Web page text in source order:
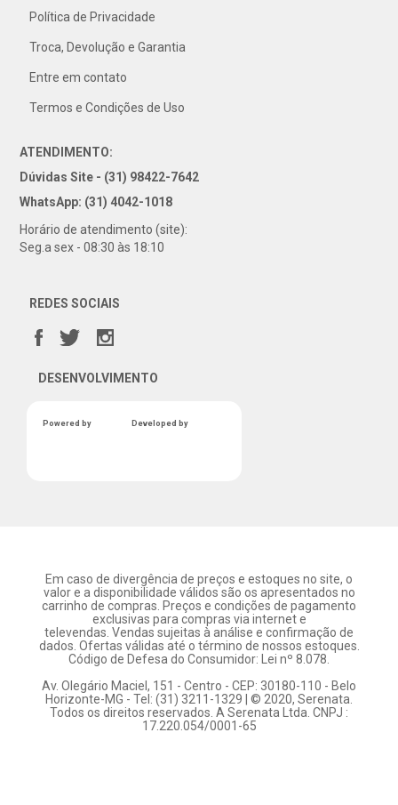
4042-1018
Política de Privacidade
Troca, Devolução e Garantia
Entre em contato
Termos e Condições de Uso
ATENDIMENTO:
Dúvidas Site - (31) 98422-7642
WhatsApp: (31) 4042-1018
Horário de atendimento (site):
Seg.a sex - 08:30 às 18:10
REDES SOCIAIS
DESENVOLVIMENTO
Powered by Developed by
Em caso de divergência de preços e estoques no site, o
valor e a disponibilidade válidos são os apresentados no
carrinho de compras. Preços e condições de pagamento
exclusivas para compras via internet e
televendas. Vendas sujeitas à análise e confirmação de
dados. Ofertas válidas até o término de nossos estoques.
Código de Defesa do Consumidor: Lei nº 8.078.
Av. Olegário Maciel, 151 - Centro - CEP: 30180-110 - Belo
Horizonte-MG - Tel: (31) 3211-1329 | © 2020, Serenata.
Todos os direitos reservados. A Serenata Ltda. CNPJ :
17.220.054/0001-65